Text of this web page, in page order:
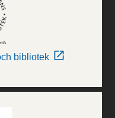
bibliotek